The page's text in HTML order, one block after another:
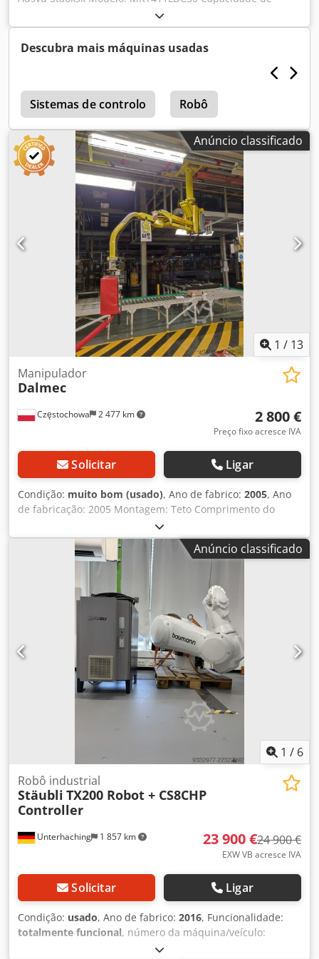
carga: 320kg Data de produção: 2019
Descubra mais máquinas usadas
Sistemas de controlo Robô
Anúncio classificado
1 / 13
Częstochowa 2 477 km
Manipulador
Dalmec
2 800 €
Preço fixo acresce IVA
Solicitar Ligar
Condição: muito bom (usado), Ano de fabrico: 2005, Ano
de fabricação: 2005 Montagem: Teto Comprimento do
trilho de teto: aprox. 15 metros Disponibilidade: 2
unidades Capacidade de carga: Manipulador 1 – 30 kg;
Manipulador 2 – 35 kg Dcjdpfxowvi Ups Adkjk Número de
eixos: 4 Garra: Garra pneumática para peças (por
manipulador) Para suspensão no trilho
Anúncio classificado
1 / 6
Unterhaching 1 857 km
Robô industrial
Stäubli TX200 Robot + CS8CHP
Controller
23 900 €24 900 €
EXW VB acresce IVA
Solicitar Ligar
Condição: usado, Ano de fabrico: 2016, Funcionalidade:
totalmente funcional, número da máquina/veículo:
, peso total:1 120 kg